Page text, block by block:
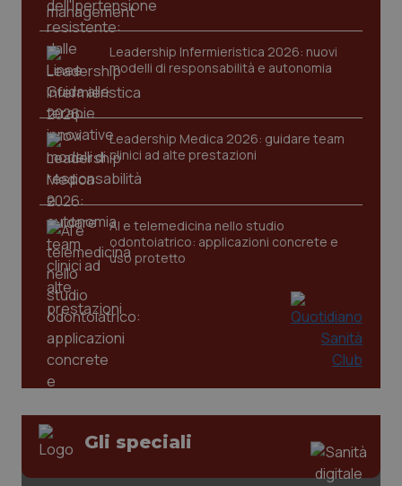
Tumore al seno
Tumore ovarico
Tumori del Polmone & Testa Collo
Tumori gastrointestinali
Ulcera & Reflusso
Vaccini
Leadership Infermieristica 2026: nuovi
modelli di responsabilità e autonomia
Leadership Medica 2026: guidare team
clinici ad alte prestazioni
AI e telemedicina nello studio
odontoiatrico: applicazioni concrete e
uso protetto
Gli speciali
Necessari
sito web abilitandone funzionalità di base quali la
navigazione sulle pagine e l'accesso alle aree
protette del sito. Il sito web non è in grado di
funzionare correttamente senza questi cookie.
VISITOR_PRIVACY_METADATA
YouTube
CookieScriptConsent
www.quotidianosanita.it